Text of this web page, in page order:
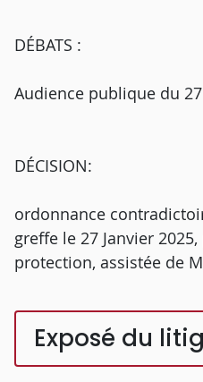
DÉBATS :
Audience publique du
DÉCISION:
ordonnance
greffe le 27 Janvier
protection, assistée de
Exposé du